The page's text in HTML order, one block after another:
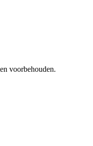
voorbehouden.